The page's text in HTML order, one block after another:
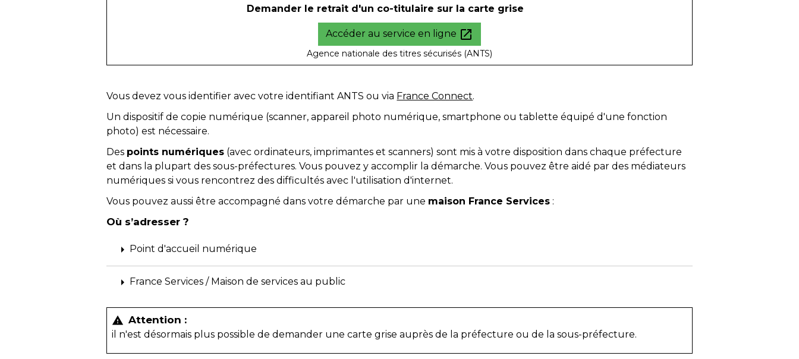
Demander le retrait d'un co-titulaire sur la carte grise
Accéder au service en ligne open_in_new
Agence nationale des titres sécurisés (ANTS)
Vous devez vous identifier avec votre identifiant ANTS ou via France Connect.
Un dispositif de copie numérique (scanner, appareil photo numérique, smartphone ou tablette équipé d'une fonction
photo) est nécessaire.
Des points numériques (avec ordinateurs, imprimantes et scanners) sont mis à votre disposition dans chaque préfecture
et dans la plupart des sous-préfectures. Vous pouvez y accomplir la démarche. Vous pouvez être aidé par des médiateurs
numériques si vous rencontrez des difficultés avec l'utilisation d'internet.
Vous pouvez aussi être accompagné dans votre démarche par une maison France Services :
Où s’adresser ?
arrow_right Point d'accueil numérique
arrow_right France Services / Maison de services au public
warning Attention :
il n'est désormais plus possible de demander une carte grise auprès de la préfecture ou de la sous-préfecture.